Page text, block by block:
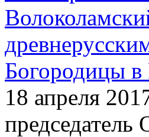
Богородицы в
18 апреля
председатель